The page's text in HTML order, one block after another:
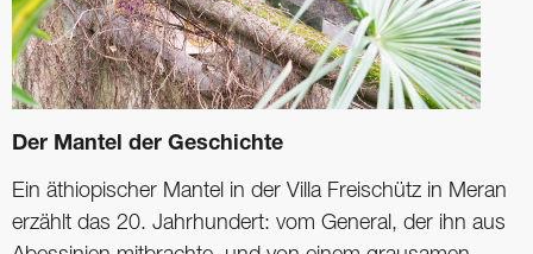
Der Mantel der Geschichte
Ein äthiopischer Mantel in der Villa Freischütz in Meran
erzählt das 20. Jahrhundert: vom General, der ihn aus